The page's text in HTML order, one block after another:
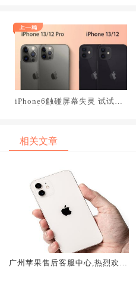
iPhone6触碰屏幕失灵 试试这
相关文章
广州苹果售后客服中心,热烈欢迎